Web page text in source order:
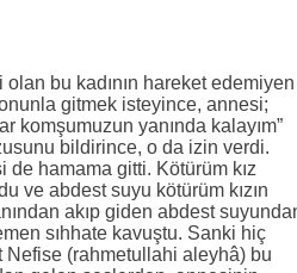
bu kadının hareket edemiyen
onunla gitmek isteyince, annesi;
komşumuzun yanında kalayım”
bildirince, o da izin verdi.
de hamama gitti. Kötürüm kız
ve abdest suyu kötürüm kızın
akıp giden abdest
sıhhate kavuştu. Sanki hiç
Nefise (rahmetullahi aleyhâ) bu